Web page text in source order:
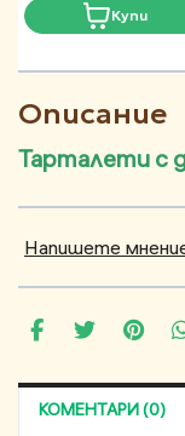
Купи
Описание
Тарталети с
Напишете
КОМЕНТАРИ (0)